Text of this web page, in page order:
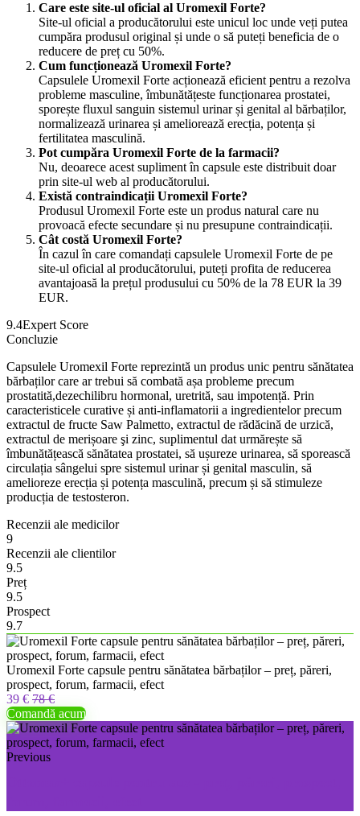
Care este site-ul oficial al Uromexil Forte?
Site-ul oficial a producătorului este unicul loc unde veți putea
cumpăra produsul original și unde o să puteți beneficia de o
reducere de preț cu 50%.
Cum funcționează Uromexil Forte?
Capsulele Uromexil Forte acționează eficient pentru a rezolva
probleme masculine, îmbunătățeste funcționarea prostatei,
sporește fluxul sanguin sistemul urinar și genital al bărbaților,
normalizează urinarea și ameliorează erecția, potența și
fertilitatea masculină.
Pot cumpăra Uromexil Forte de la farmacii?
Nu, deoarece acest supliment în capsule este distribuit doar
prin site-ul web al producătorului.
Există contraindicații Uromexil Forte?
Produsul Uromexil Forte este un produs natural care nu
provoacă efecte secundare și nu presupune contraindicații.
Cât costă Uromexil Forte?
În cazul în care comandați capsulele Uromexil Forte de pe
site-ul oficial al producătorului, puteți profita de reducerea
avantajoasă la prețul produsului cu 50% de la 78 EUR la 39
EUR.
9.4Expert Score
Concluzie
Capsulele Uromexil Forte reprezintă un produs unic pentru sănătatea
bărbaților care ar trebui să combată așa probleme precum
prostatită,dezechilibru hormonal, uretrită, sau impotență. Prin
caracteristicele curative și anti-inflamatorii a ingredientelor precum
extractul de fructe Saw Palmetto, extractul de rădăcină de urzică,
extractul de merișoare şi zinc, suplimentul dat urmărește să
îmbunătățească sănătatea prostatei, să ușureze urinarea, să sporească
circulația sângelui spre sistemul urinar și genital masculin, să
amelioreze erecția și potența masculină, precum și să stimuleze
producția de testosteron.
Recenzii ale medicilor
9
Recenzii ale clientilor
9.5
Preț
9.5
Prospect
9.7
Uromexil Forte capsule pentru sănătatea bărbaților – preț, păreri,
prospect, forum, farmacii, efect
39 € 78 €
Comandă acum
Previous